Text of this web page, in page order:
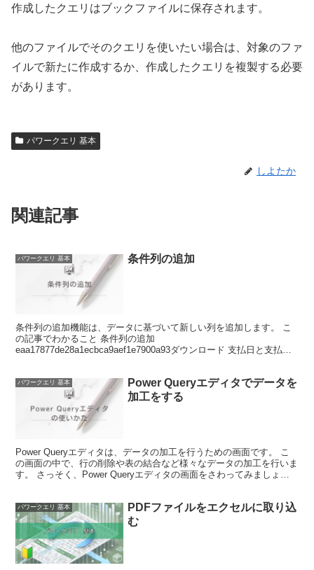
作成したクエリはブックファイルに保存されます。
他のファイルでそのクエリを使いたい場合は、対象のファ
イルで新たに作成するか、作成したクエリを複製する必要
があります。
パワークエリ 基本
しよたか
関連記事
パワークエリ 基本 条件列の追加
条件列の追加機能は、データに基づいて新しい列を追加します。 こ
の記事でわかること 条件列の追加
eaa17877de28a1ecbca9aef1e7900a93ダウンロード 支払日と支払期
パワークエリ 基本
Power Queryエディタでデータを
加工をする
Power Queryエディタは、データの加工を行うための画面です。 こ
の画面の中で、行の削除や表の結合など様々なデータの加工を行いま
す。 さっそく、Power Queryエディタの画面をさわってみましょ
パワークエリ 基本
PDFファイルをエクセルに取り込
む